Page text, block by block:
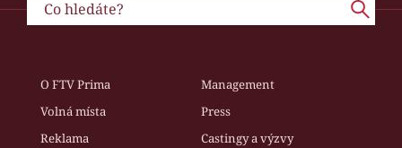
O FTV Prima
Management
Volná místa
Press
Reklama
Castingy a výzvy